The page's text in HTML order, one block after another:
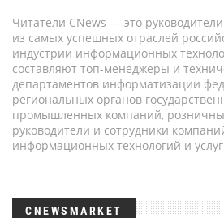
Читатели CNews — это
из самых успешных отраслей
индустрии информационных
составляют топ-менеджеры и
департаментов информатизации
региональных органов
промышленных компаний,
руководители и сотрудники
информационных технологий и
CNEWSMARKET